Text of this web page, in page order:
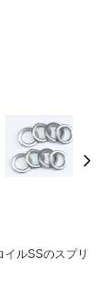
ルSSのスプリ